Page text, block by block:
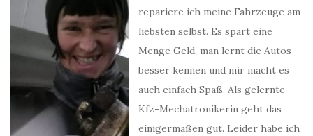
repariere ich meine Fahrzeuge am
liebsten selbst. Es spart eine
Menge Geld, man lernt die Autos
besser kennen und mir macht es
auch einfach Spaß. Als gelernte
Kfz-Mechatronikerin geht das
einigermaßen gut. Leider habe ich